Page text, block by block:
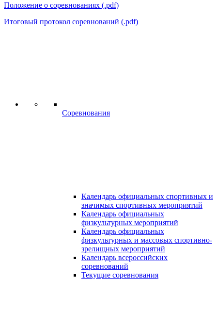
Положение о соревнованиях (.pdf)
Итоговый протокол соревнований (.pdf)
Соревнования
Календарь официальных спортивных и
значимых спортивных мероприятий
Календарь официальных
физкультурных мероприятий
Календарь официальных
физкультурных и массовых спортивно-
зрелищных мероприятий
Календарь всероссийских
соревнований
Текущие соревнования